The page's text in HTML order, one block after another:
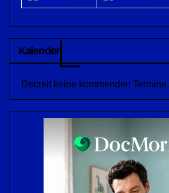
Kalender
Derzeit keine kommenden Termine.